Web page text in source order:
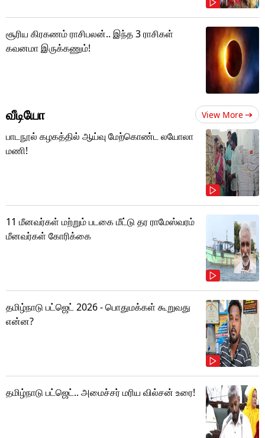
சூரிய கிரகணம் ராசிபலன்.. இந்த 3 ராசிகள்
கவனமா இருக்கணும்!
வீடியோ View More
பாடநூல் கழகத்தில் ஆய்வு மேற்கொண்ட லயோலா
மணி!
11 மீனவர்கள் மற்றும் படகை மீட்டு தர ராமேஸ்வரம்
மீனவர்கள் கோரிக்கை
தமிழ்நாடு பட்ஜெட் 2026 - பொதுமக்கள் கூறுவது
என்ன?
தமிழ்நாடு பட்ஜெட்.. அமைச்சர் மரிய வில்சன் உரை!